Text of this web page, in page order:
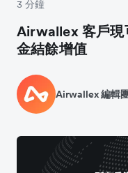
3 分鐘
Airwallex 客戶現
金結餘增值
Airwallex 編輯